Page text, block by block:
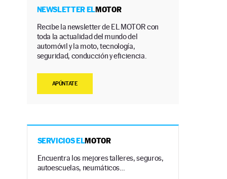
NEWSLETTER ELMOTOR
Recibe la newsletter de EL MOTOR con
toda la actualidad del mundo del
automóvil y la moto, tecnología,
seguridad, conducción y eficiencia.
APÚNTATE
SERVICIOS ELMOTOR
Encuentra los mejores talleres, seguros,
autoescuelas, neumáticos…